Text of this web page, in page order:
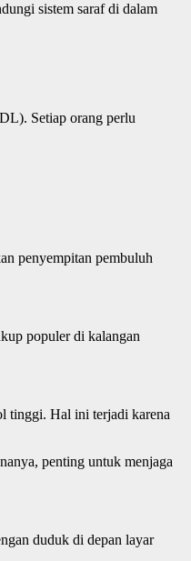
sistem saraf di dalam
Setiap orang perlu
penyempitan pembuluh
populer di kalangan
tinggi. Hal ini terjadi karena
penting untuk menjaga
duduk di depan layar